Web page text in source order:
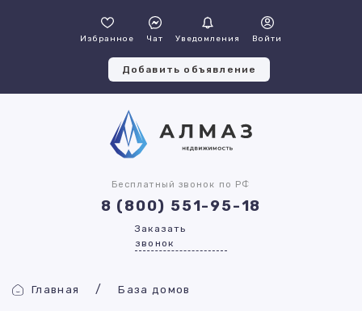
Избранное Чат Уведомления Войти
Добавить объявление
Бесплатный звонок по РФ
8 (800) 551-95-18
Заказать
звонок
Главная База домов